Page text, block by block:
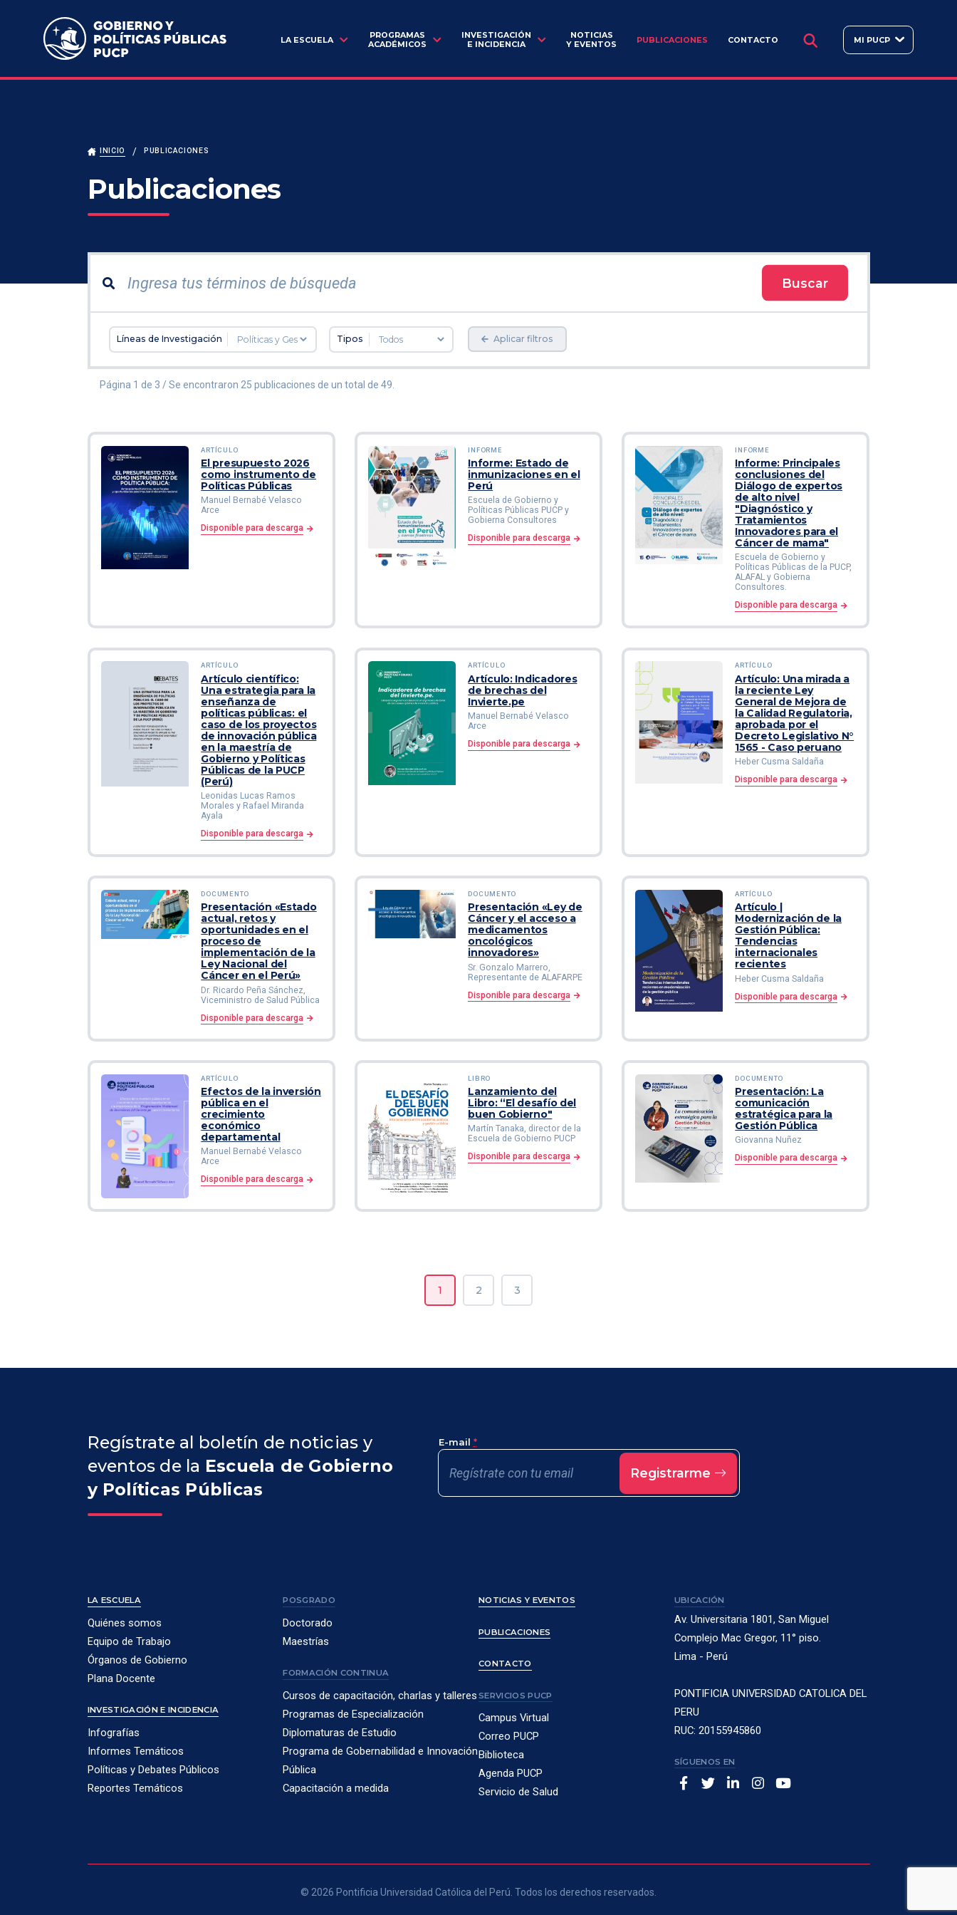
Escuela de Gobierno y Políticas Públicas
LA ESCUELA
PROGRAMAS
ACADÉMICOS
INVESTIGACIÓN
E INCIDENCIA
NOTICIAS
Y EVENTOS
PUBLICACIONES CONTACTO BUSCAR MI PUCP
INICIO PUBLICACIONES
Publicaciones
Buscar
Líneas de Investigación Tipos Aplicar filtros
Página 1 de 3 / Se encontraron 25 publicaciones de un total de 49.
ARTÍCULO
El presupuesto 2026
como instrumento de
Políticas Públicas
Manuel Bernabé Velasco
Arce
Disponible para descarga
INFORME
Informe: Estado de
inmunizaciones en el
Perú
Escuela de Gobierno y
Políticas Públicas PUCP y
Gobierna Consultores
Disponible para descarga
INFORME
Informe: Principales
conclusiones del
Diálogo de expertos
de alto nivel
"Diagnóstico y
Tratamientos
Innovadores para el
Cáncer de mama"
Escuela de Gobierno y
Políticas Públicas de la PUCP,
ALAFAL y Gobierna
Consultores.
Disponible para descarga
ARTÍCULO
Artículo científico:
Una estrategia para la
enseñanza de
políticas públicas: el
caso de los proyectos
de innovación pública
en la maestría de
Gobierno y Políticas
Públicas de la PUCP
(Perú)
Leonidas Lucas Ramos
Morales y Rafael Miranda
Ayala
Disponible para descarga
ARTÍCULO
Artículo: Indicadores
de brechas del
Invierte.pe
Manuel Bernabé Velasco
Arce
Disponible para descarga
ARTÍCULO
Artículo: Una mirada a
la reciente Ley
General de Mejora de
la Calidad Regulatoria,
aprobada por el
Decreto Legislativo N°
1565 - Caso peruano
Heber Cusma Saldaña
Disponible para descarga
DOCUMENTO
Presentación «Estado
actual, retos y
oportunidades en el
proceso de
implementación de la
Ley Nacional del
Cáncer en el Perú»
Dr. Ricardo Peña Sánchez,
Viceministro de Salud Pública
Disponible para descarga
DOCUMENTO
Presentación «Ley de
Cáncer y el acceso a
medicamentos
oncológicos
innovadores»
Sr. Gonzalo Marrero,
Representante de ALAFARPE
Disponible para descarga
ARTÍCULO
Artículo |
Modernización de la
Gestión Pública:
Tendencias
internacionales
recientes
Heber Cusma Saldaña
Disponible para descarga
ARTÍCULO
Efectos de la inversión
pública en el
crecimiento
económico
departamental
Manuel Bernabé Velasco
Arce
Disponible para descarga
LIBRO
Lanzamiento del
Libro: “El desafío del
buen Gobierno"
Martín Tanaka, director de la
Escuela de Gobierno PUCP
Disponible para descarga
DOCUMENTO
Presentación: La
comunicación
estratégica para la
Gestión Pública
Giovanna Nuñez
Disponible para descarga
1 2 3
Regístrate al boletín de noticias y
eventos de la Escuela de Gobierno
y Políticas Públicas
E-mail *
Registrarme
LA ESCUELA
Quiénes somos
Equipo de Trabajo
Órganos de Gobierno
Plana Docente
INVESTIGACIÓN E INCIDENCIA
Infografías
Informes Temáticos
Políticas y Debates Públicos
Reportes Temáticos
POSGRADO
Doctorado
Maestrías
FORMACIÓN CONTINUA
Cursos de capacitación, charlas y talleres
Programas de Especialización
Diplomaturas de Estudio
Programa de Gobernabilidad e Innovación
Pública
Capacitación a medida
NOTICIAS Y EVENTOS
PUBLICACIONES
CONTACTO
SERVICIOS PUCP
Campus Virtual
Correo PUCP
Biblioteca
Agenda PUCP
Servicio de Salud
UBICACIÓN
Av. Universitaria 1801, San Miguel
Complejo Mac Gregor, 11° piso.
Lima - Perú
PONTIFICIA UNIVERSIDAD CATOLICA DEL
PERU
RUC: 20155945860
SÍGUENOS EN
© 2026 Pontificia Universidad Católica del Perú. Todos los derechos reservados.